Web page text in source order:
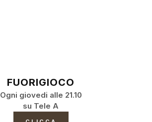
FUORIGIOCO
Ogni giovedi alle 21.10
su Tele A